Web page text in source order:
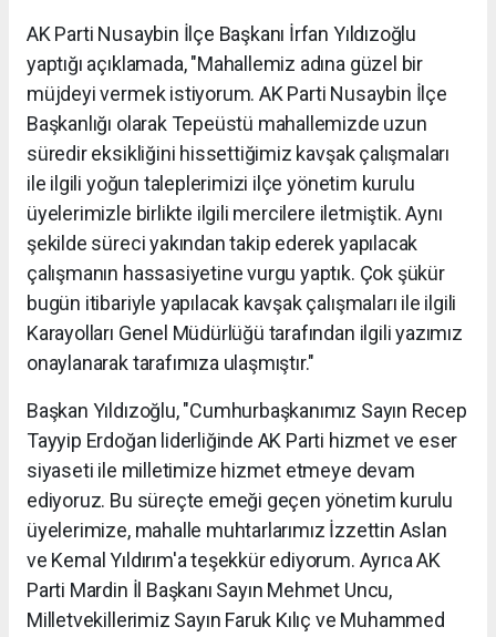
AK Parti Nusaybin İlçe Başkanı İrfan Yıldızoğlu
yaptığı açıklamada, "Mahallemiz adına güzel bir
müjdeyi vermek istiyorum. AK Parti Nusaybin İlçe
Başkanlığı olarak Tepeüstü mahallemizde uzun
süredir eksikliğini hissettiğimiz kavşak çalışmaları
ile ilgili yoğun taleplerimizi ilçe yönetim kurulu
üyelerimizle birlikte ilgili mercilere iletmiştik. Aynı
şekilde süreci yakından takip ederek yapılacak
çalışmanın hassasiyetine vurgu yaptık. Çok şükür
bugün itibariyle yapılacak kavşak çalışmaları ile ilgili
Karayolları Genel Müdürlüğü tarafından ilgili yazımız
onaylanarak tarafımıza ulaşmıştır."
Başkan Yıldızoğlu, "Cumhurbaşkanımız Sayın Recep
Tayyip Erdoğan liderliğinde AK Parti hizmet ve eser
siyaseti ile milletimize hizmet etmeye devam
ediyoruz. Bu süreçte emeği geçen yönetim kurulu
üyelerimize, mahalle muhtarlarımız İzzettin Aslan
ve Kemal Yıldırım'a teşekkür ediyorum. Ayrıca AK
Parti Mardin İl Başkanı Sayın Mehmet Uncu,
Milletvekillerimiz Sayın Faruk Kılıç ve Muhammed